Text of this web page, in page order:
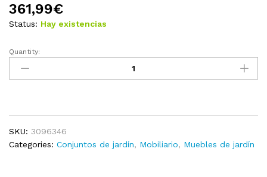
361,99€
Status: Hay existencias
Muebles
jardín
cojines
madera
Quantity:
SKU: 3096346
Categories: Conjuntos de jardín, Mobiliario, Muebles de jardín